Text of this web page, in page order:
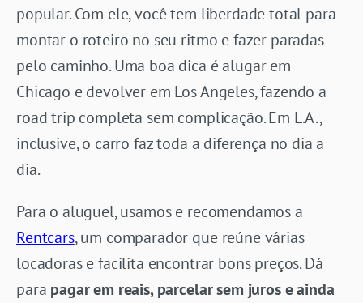
popular. Com ele, você tem liberdade total para
montar o roteiro no seu ritmo e fazer paradas
pelo caminho. Uma boa dica é alugar em
Chicago e devolver em Los Angeles, fazendo a
road trip completa sem complicação. Em L.A.,
inclusive, o carro faz toda a diferença no dia a
dia.
Para o aluguel, usamos e recomendamos a
Rentcars, um comparador que reúne várias
locadoras e facilita encontrar bons preços. Dá
para pagar em reais, parcelar sem juros e ainda